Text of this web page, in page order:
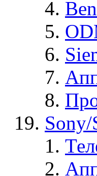
Sony/